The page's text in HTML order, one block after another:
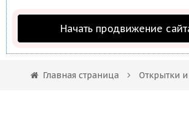
Начать продвижение
Главная страница Открытки